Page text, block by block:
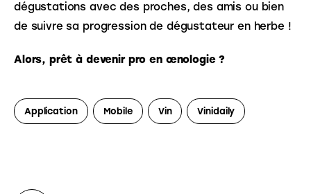
dégustations avec des proches, des amis ou bien
de suivre sa progression de dégustateur en herbe !
Alors, prêt à devenir pro en œnologie ?
Application Mobile Vin Vinidaily